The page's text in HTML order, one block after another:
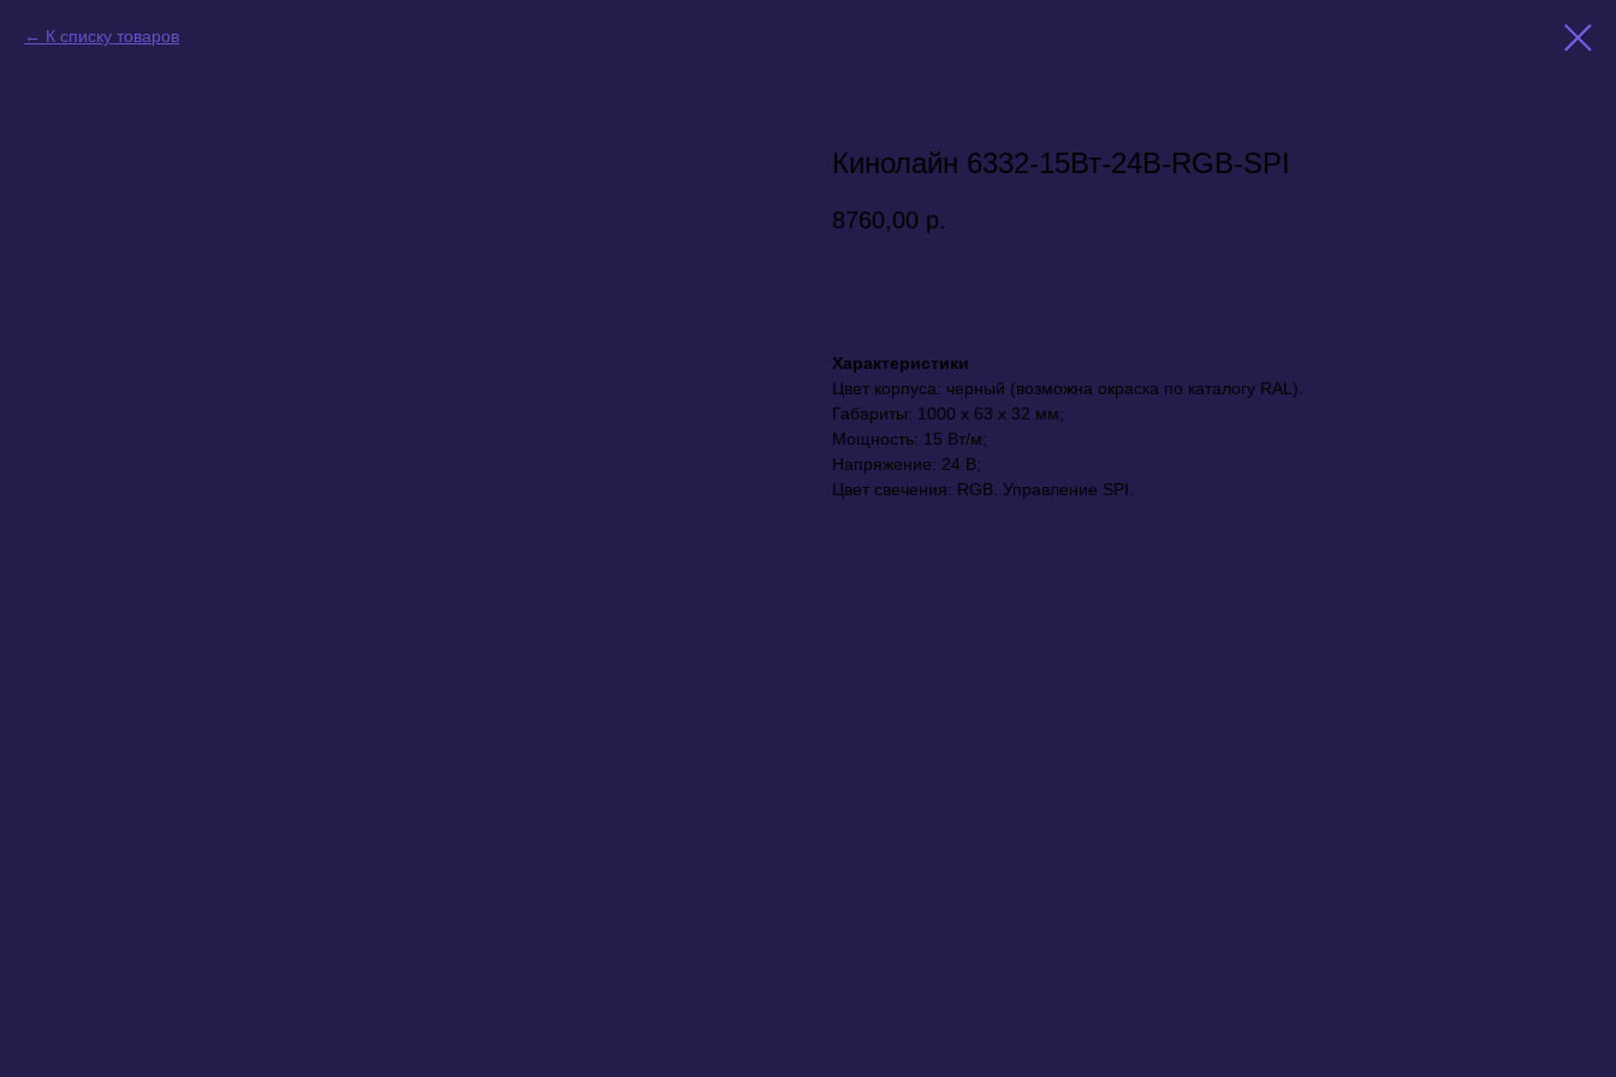
К списку товаров
Кинолайн 6332-15Вт-24В-RGB-SPI
8760,00 р.
Характеристики
Цвет корпуса: черный (возможна окраска по каталогу RAL).
Габариты: 1000 х 63 х 32 мм;
Мощность: 15 Вт/м;
Напряжение: 24 В;
Цвет свечения: RGB. Управление SPI.